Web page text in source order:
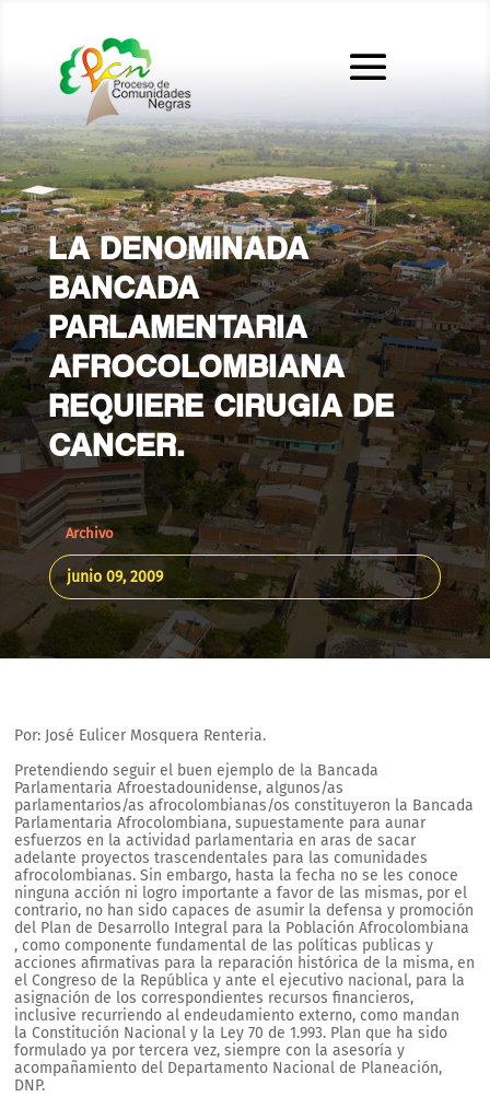
LA DENOMINADA
BANCADA
PARLAMENTARIA
AFROCOLOMBIANA
REQUIERE CIRUGIA DE
CANCER.
Archivo
junio 09, 2009
Por: José Eulicer Mosquera Renteria.
Pretendiendo seguir el buen ejemplo de la Bancada
Parlamentaria Afroestadounidense, algunos/as
parlamentarios/as afrocolombianas/os constituyeron la Bancada
Parlamentaria Afrocolombiana, supuestamente para aunar
esfuerzos en la actividad parlamentaria en aras de sacar
adelante proyectos trascendentales para las comunidades
afrocolombianas. Sin embargo, hasta la fecha no se les conoce
ninguna acción ni logro importante a favor de las mismas, por el
contrario, no han sido capaces de asumir la defensa y promoción
del Plan de Desarrollo Integral para la Población Afrocolombiana
, como componente fundamental de las políticas publicas y
acciones afirmativas para la reparación histórica de la misma, en
el Congreso de la República y ante el ejecutivo nacional, para la
asignación de los correspondientes recursos financieros,
inclusive recurriendo al endeudamiento externo, como mandan
la Constitución Nacional y la Ley 70 de 1.993. Plan que ha sido
formulado ya por tercera vez, siempre con la asesoría y
acompañamiento del Departamento Nacional de Planeación,
DNP.